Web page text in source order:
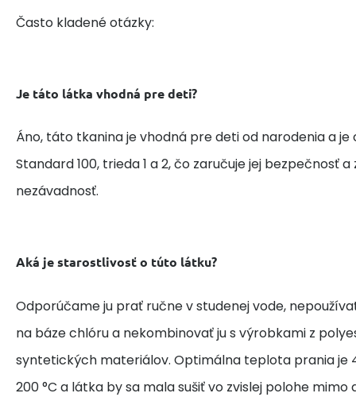
Často kladené otázky:
Je táto látka vhodná pre deti?
Áno, táto tkanina je vhodná pre deti od narodenia a
Standard 100, trieda 1 a 2, čo zaručuje jej bezpečnosť
nezávadnosť.
Aká je starostlivosť o túto látku?
Odporúčame ju prať ručne v studenej vode,
na báze chlóru a nekombinovať ju s výrobkami z
syntetických materiálov. Optimálna teplota prania je
200 °C a látka by sa mala sušiť vo zvislej polohe